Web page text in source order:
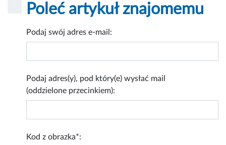
Poleć artykuł znajomemu
Podaj swój adres e-mail:
Podaj adres(y), pod który(e) wysłać mail
(oddzielone przecinkiem):
Kod z obrazka*: